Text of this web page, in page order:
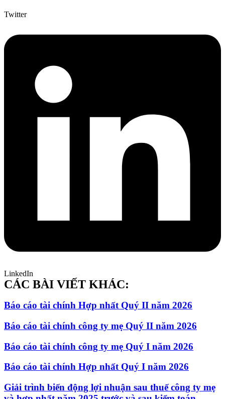
Twitter
LinkedIn
CÁC BÀI VIẾT KHÁC:
Báo cáo tài chính Hợp nhất Quý II năm 2026
Báo cáo tài chính công ty mẹ Quý II năm 2026
Báo cáo tài chính công ty mẹ Quý I năm 2026
Báo cáo tài chính Hợp nhất Quý I năm 2026
Giải trình biến động lợi nhuận sau thuế công ty mẹ